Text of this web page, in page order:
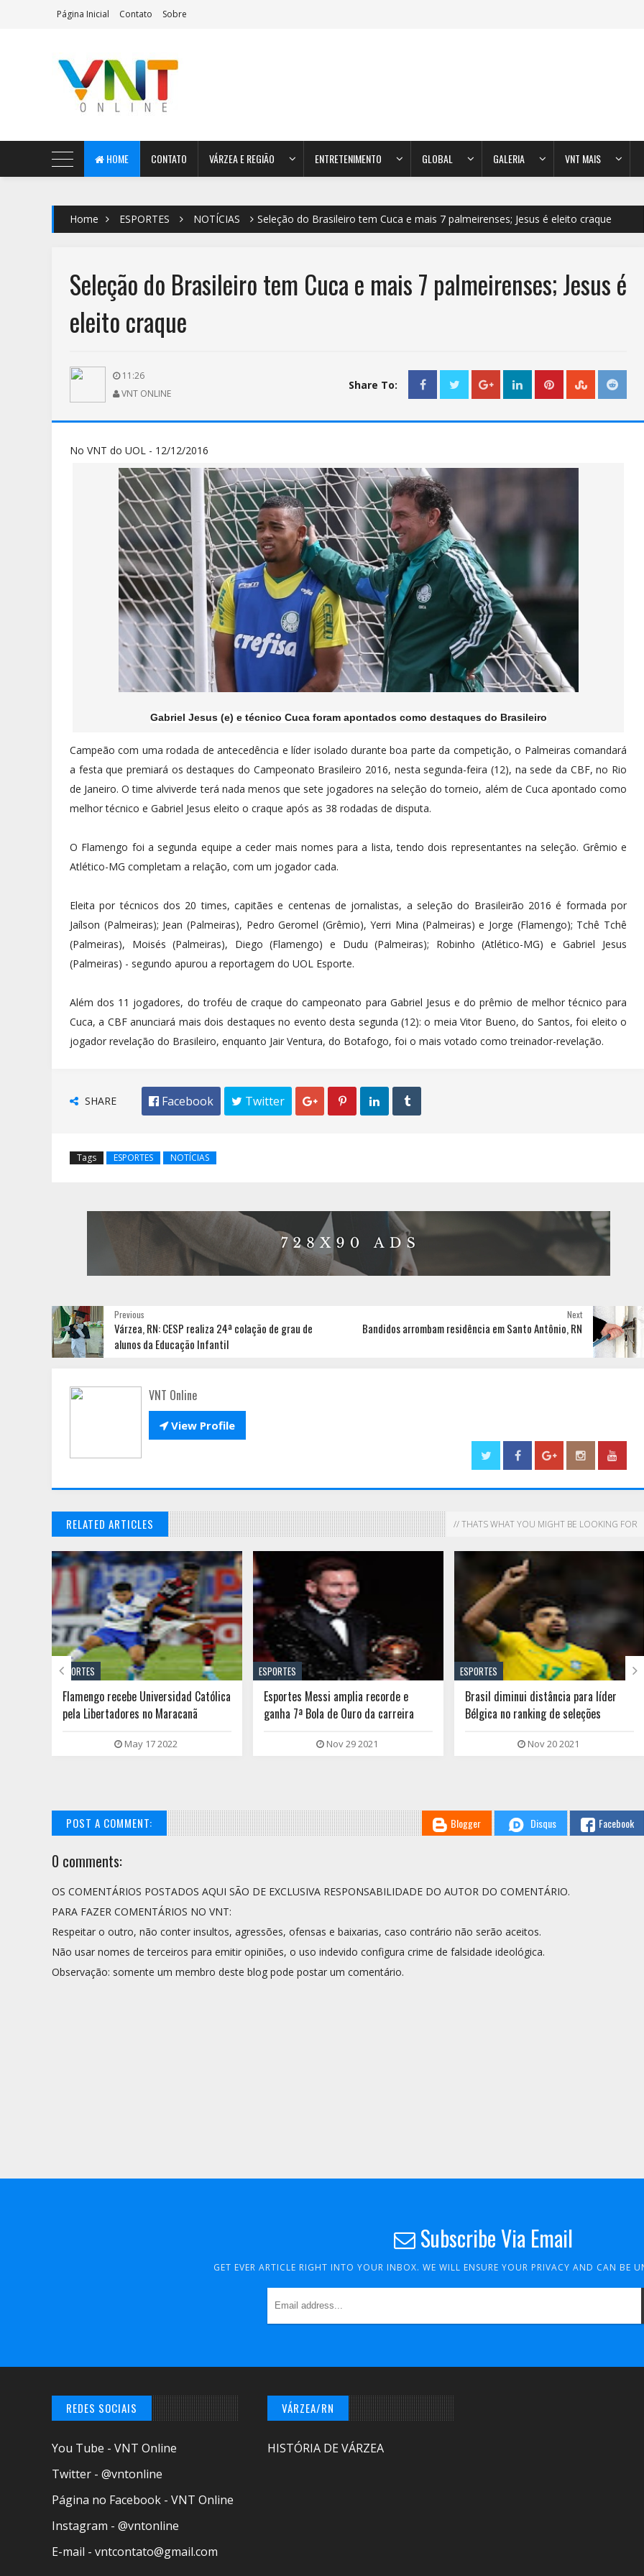
Página Inicial Contato Sobre
AeroMag Blogger Template
HOME CONTATO VÁRZEA E REGIÃO ENTRETENIMENTO GLOBAL GALERIA VNT MAIS
Home ESPORTES NOTÍCIAS Seleção do Brasileiro tem Cuca e mais 7 palmeirenses; Jesus é eleito craque
Seleção do Brasileiro tem Cuca e mais 7 palmeirenses; Jesus é
eleito craque
11:26
VNT ONLINE
Share To:
No VNT do UOL - 12/12/2016
Gabriel Jesus (e) e técnico Cuca foram apontados como destaques do Brasileiro
Campeão com uma rodada de antecedência e líder isolado durante boa parte da competição, o Palmeiras comandará
a festa que premiará os destaques do Campeonato Brasileiro 2016, nesta segunda-feira (12), na sede da CBF, no Rio
de Janeiro. O time alviverde terá nada menos que sete jogadores na seleção do torneio, além de Cuca apontado como
melhor técnico e Gabriel Jesus eleito o craque após as 38 rodadas de disputa.
O Flamengo foi a segunda equipe a ceder mais nomes para a lista, tendo dois representantes na seleção. Grêmio e
Atlético-MG completam a relação, com um jogador cada.
Eleita por técnicos dos 20 times, capitães e centenas de jornalistas, a seleção do Brasileirão 2016 é formada por
Jaílson (Palmeiras); Jean (Palmeiras), Pedro Geromel (Grêmio), Yerri Mina (Palmeiras) e Jorge (Flamengo); Tchê Tchê
(Palmeiras), Moisés (Palmeiras), Diego (Flamengo) e Dudu (Palmeiras); Robinho (Atlético-MG) e Gabriel Jesus
(Palmeiras) - segundo apurou a reportagem do UOL Esporte.
Além dos 11 jogadores, do troféu de craque do campeonato para Gabriel Jesus e do prêmio de melhor técnico para
Cuca, a CBF anunciará mais dois destaques no evento desta segunda (12): o meia Vitor Bueno, do Santos, foi eleito o
jogador revelação do Brasileiro, enquanto Jair Ventura, do Botafogo, foi o mais votado como treinador-revelação.
SHARE  Facebook  Twitter    
Tags ESPORTES NOTÍCIAS
Next
Bandidos arrombam residência em Santo Antônio, RN
Previous
Várzea, RN: CESP realiza 24ª colação de grau de
alunos da Educação Infantil
VNT Online
View Profile
RELATED ARTICLES // THATS WHAT YOU MIGHT BE LOOKING FOR
ESPORTES
Flamengo recebe Universidad Católica
pela Libertadores no Maracanã
May 17 2022
ESPORTES
Esportes Messi amplia recorde e
ganha 7ª Bola de Ouro da carreira
Nov 29 2021
ESPORTES
Brasil diminui distância para líder
Bélgica no ranking de seleções
Nov 20 2021
 
POST A COMMENT: Blogger Disqus Facebook
0 comments:
OS COMENTÁRIOS POSTADOS AQUI SÃO DE EXCLUSIVA RESPONSABILIDADE DO AUTOR DO COMENTÁRIO.
PARA FAZER COMENTÁRIOS NO VNT:
Respeitar o outro, não conter insultos, agressões, ofensas e baixarias, caso contrário não serão aceitos.
Não usar nomes de terceiros para emitir opiniões, o uso indevido configura crime de falsidade ideológica.
Observação: somente um membro deste blog pode postar um comentário.
Subscribe Via Email
GET EVER ARTICLE RIGHT INTO YOUR INBOX. WE WILL ENSURE YOUR PRIVACY AND CAN BE
REDES SOCIAIS
You Tube - VNT Online
Twitter - @vntonline
Página no Facebook - VNT Online
Instagram - @vntonline
E-mail - vntcontato@gmail.com
VÁRZEA/RN
HISTÓRIA DE VÁRZEA